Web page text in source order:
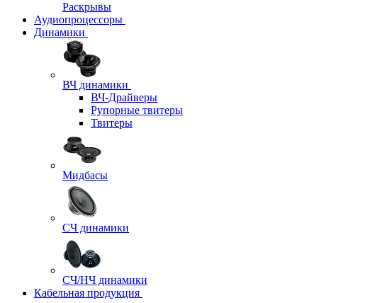
Раскрывы
Аудиопроцессоры
Динамики
ВЧ динамики
ВЧ-Драйверы
Рупорные твитеры
Твитеры
Мидбасы
СЧ динамики
СЧ/НЧ динамики
Кабельная продукция